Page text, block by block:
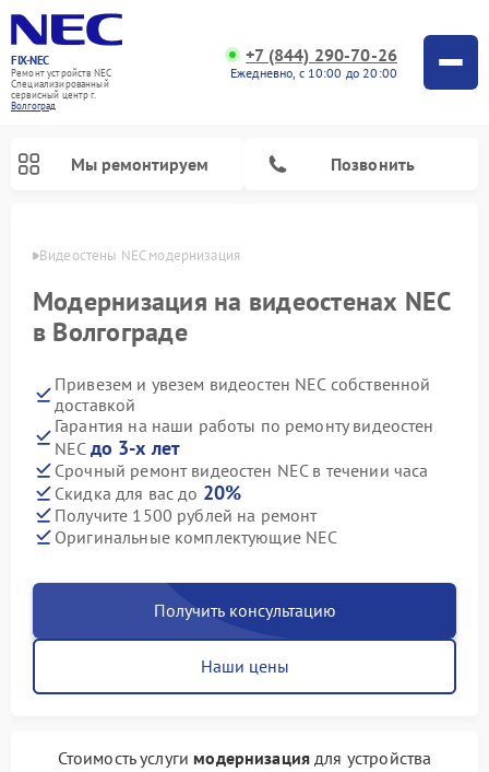
FIX-NEC
Ремонт устройств NEC
Специализированный
cервисный центр г.
Волгоград
+7 (844) 290-70-26
Ежедневно, с 10:00 до 20:00
Мы ремонтируем Позвонить
Видеостены NEC модернизация
Модернизация на видеостенах NEC
в Волгограде
Привезем и увезем видеостен NEC собственной
доставкой
Гарантия на наши работы по ремонту видеостен
NEC до 3-х лет
Срочный ремонт видеостен NEC в течении часа
Скидка для вас до 20%
Получите 1500 рублей на ремонт
Оригинальные комплектующие NEC
Получить консультацию
Наши цены
Стоимость услуги модернизация для устройства